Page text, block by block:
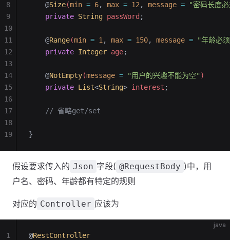
    @
Size(min = 6, max = 12, message = "密码长度
    private
String passWord ;
    @
Range(min = 1, max = 150, message = "年龄必
    private
Integer age;
    @
NotEmpty(message = "用户的兴趣不能为空" )
    private
List<String> interest ;
    // 省略get/set
}
8
9
10
11
12
13
14
15
16
17
18
19
假设要求传入的 Json 字段( @RequestBody )中，用
户名、密码、年龄都有特定的规则
对应的 Controller 应该为
java
@RestController
1